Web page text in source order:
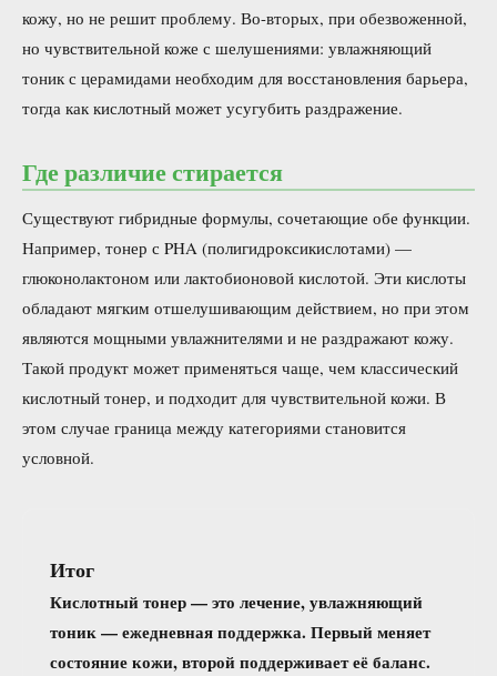
кожу, но не решит проблему. Во-вторых, при обезвоженной,
но чувствительной коже с шелушениями: увлажняющий
тоник с церамидами необходим для восстановления барьера,
тогда как кислотный может усугубить раздражение.
Где различие стирается
Существуют гибридные формулы, сочетающие обе функции.
Например, тонер с PHA (полигидроксикислотами) —
глюконолактоном или лактобионовой кислотой. Эти кислоты
обладают мягким отшелушивающим действием, но при этом
являются мощными увлажнителями и не раздражают кожу.
Такой продукт может применяться чаще, чем классический
кислотный тонер, и подходит для чувствительной кожи. В
этом случае граница между категориями становится
условной.
Итог
Кислотный тонер — это лечение, увлажняющий
тоник — ежедневная поддержка. Первый меняет
состояние кожи, второй поддерживает её баланс.